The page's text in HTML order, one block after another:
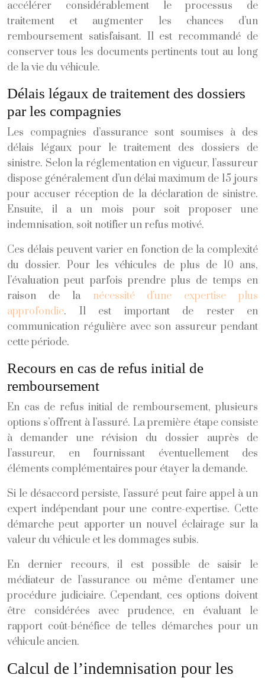
accélérer considérablement le processus de
traitement et augmenter les chances d’un
remboursement satisfaisant. Il est recommandé de
conserver tous les documents pertinents tout au long
de la vie du véhicule.
Délais légaux de traitement des dossiers
par les compagnies
Les compagnies d’assurance sont soumises à des
délais légaux pour le traitement des dossiers de
sinistre. Selon la réglementation en vigueur, l’assureur
dispose généralement d’un délai maximum de 15 jours
pour accuser réception de la déclaration de sinistre.
Ensuite, il a un mois pour soit proposer une
indemnisation, soit notifier un refus motivé.
Ces délais peuvent varier en fonction de la complexité
du dossier. Pour les véhicules de plus de 10 ans,
l’évaluation peut parfois prendre plus de temps en
raison de la nécessité d’une expertise plus
approfondie. Il est important de rester en
communication régulière avec son assureur pendant
cette période.
Recours en cas de refus initial de
remboursement
En cas de refus initial de remboursement, plusieurs
options s’offrent à l’assuré. La première étape consiste
à demander une révision du dossier auprès de
l’assureur, en fournissant éventuellement des
éléments complémentaires pour étayer la demande.
Si le désaccord persiste, l’assuré peut faire appel à un
expert indépendant pour une contre-expertise. Cette
démarche peut apporter un nouvel éclairage sur la
valeur du véhicule et les dommages subis.
En dernier recours, il est possible de saisir le
médiateur de l’assurance ou même d’entamer une
procédure judiciaire. Cependant, ces options doivent
être considérées avec prudence, en évaluant le
rapport coût-bénéfice de telles démarches pour un
véhicule ancien.
Calcul de l’indemnisation pour les